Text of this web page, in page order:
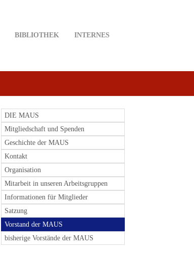
BIBLIOTHEK INTERNES
DIE MAUS
Mitgliedschaft und Spenden
Geschichte der MAUS
Kontakt
Organisation
Mitarbeit in unseren Arbeitsgruppen
Informationen für Mitglieder
Satzung
Vorstand der MAUS
bisherige Vorstände der MAUS